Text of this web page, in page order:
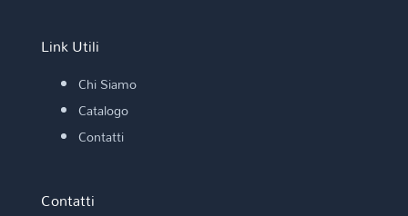
Link Utili
Chi Siamo
Catalogo
Contatti
Contatti